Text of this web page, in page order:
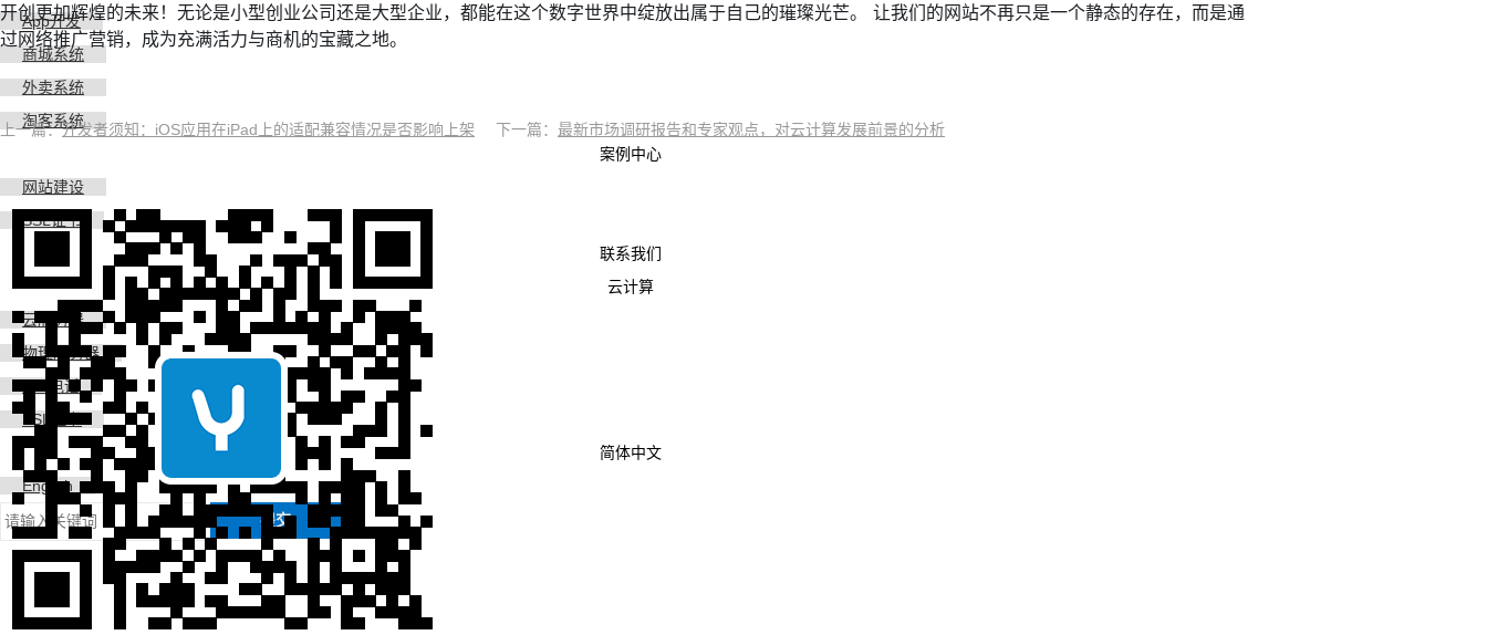
App开发
商城系统
外卖系统
淘客系统
案例中心
网站建设
SSL证书
联系我们
云计算
云服务器
物理服务器
400电话
SSL证书
简体中文
English
提交
开创更加辉煌的未来！无论是小型创业公司还是大型企业，都能在这个数字世界中绽放出属于自己的璀璨光芒。 让我们的网站不再只是一个静态的存在，而是通
过网络推广营销，成为充满活力与商机的宝藏之地。
上一篇：开发者须知：iOS应用在iPad上的适配兼容情况是否影响上架 下一篇： 最新市场调研报告和专家观点，对云计算发展前景的分析